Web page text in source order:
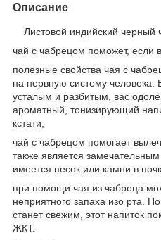
Описание
Листовой индийский черный
чай с чабрецом поможет, если
полезные свойства чая с
на нервную систему человека.
усталым и разбитым, вас
ароматный, тонизирующий
кстати;
чай с чабрецом помогает
также является
имеется песок или камни в
при помощи чая из чабреца
неприятного запаха изо рта.
станет свежим, этот напиток
ЖКТ.